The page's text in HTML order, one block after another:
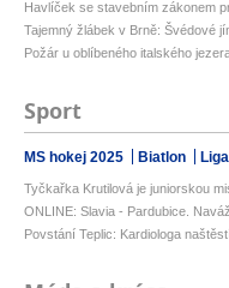
Havlíček se stavebním zákonem
Tajemný žlábek v Brně: Švédové
Požár u oblíbeného italského
Sport
MS hokej 2025 Biatlon
Tyčkařka Krutilová je juniorskou
ONLINE: Slavia - Pardubice.
Povstání Teplic: Kardiologa